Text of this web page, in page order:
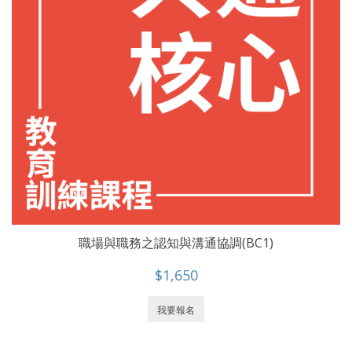
職場與職務之認知與溝通協調(BC1)
$1,650
我要報名